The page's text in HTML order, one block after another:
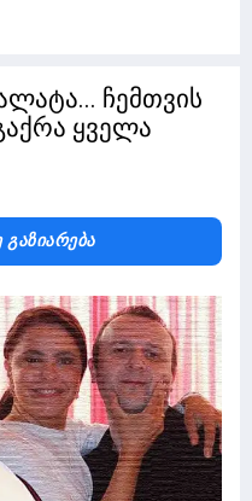
ჩემთვის
ყველა
Გაზიარება